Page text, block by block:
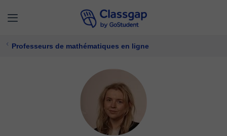
Professeurs de mathématiques en ligne